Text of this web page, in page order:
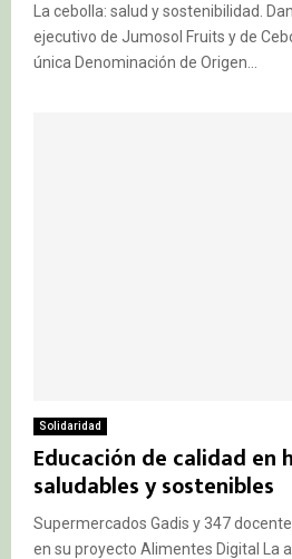
La cebolla: salud y sostenibilidad.
ejecutivo de Jumosol Fruits y de
única Denominación de Origen...
Solidaridad
Educación de calidad en
saludables y sostenibles
Supermercados Gadis y 347
en su proyecto Alimentes Digital La